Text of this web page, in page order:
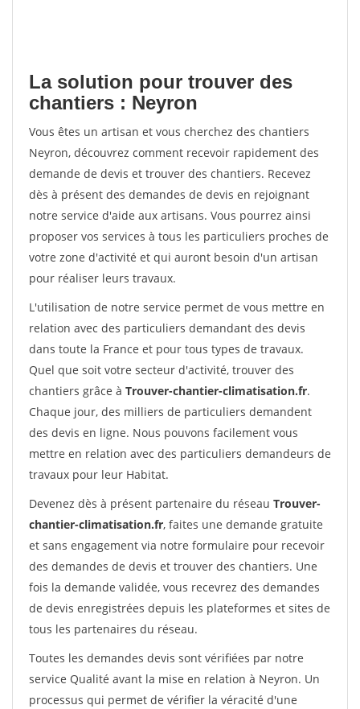
La solution pour trouver des
chantiers : Neyron
Vous êtes un artisan et vous cherchez des chantiers
Neyron, découvrez comment recevoir rapidement des
demande de devis et trouver des chantiers. Recevez
dès à présent des demandes de devis en rejoignant
notre service d'aide aux artisans. Vous pourrez ainsi
proposer vos services à tous les particuliers proches de
votre zone d'activité et qui auront besoin d'un artisan
pour réaliser leurs travaux.
L'utilisation de notre service permet de vous mettre en
relation avec des particuliers demandant des devis
dans toute la France et pour tous types de travaux.
Quel que soit votre secteur d'activité, trouver des
chantiers grâce à Trouver-chantier-climatisation.fr.
Chaque jour, des milliers de particuliers demandent
des devis en ligne. Nous pouvons facilement vous
mettre en relation avec des particuliers demandeurs de
travaux pour leur Habitat.
Devenez dès à présent partenaire du réseau Trouver-
chantier-climatisation.fr, faites une demande gratuite
et sans engagement via notre formulaire pour recevoir
des demandes de devis et trouver des chantiers. Une
fois la demande validée, vous recevrez des demandes
de devis enregistrées depuis les plateformes et sites de
tous les partenaires du réseau.
Toutes les demandes devis sont vérifiées par notre
service Qualité avant la mise en relation à Neyron. Un
processus qui permet de vérifier la véracité d'une